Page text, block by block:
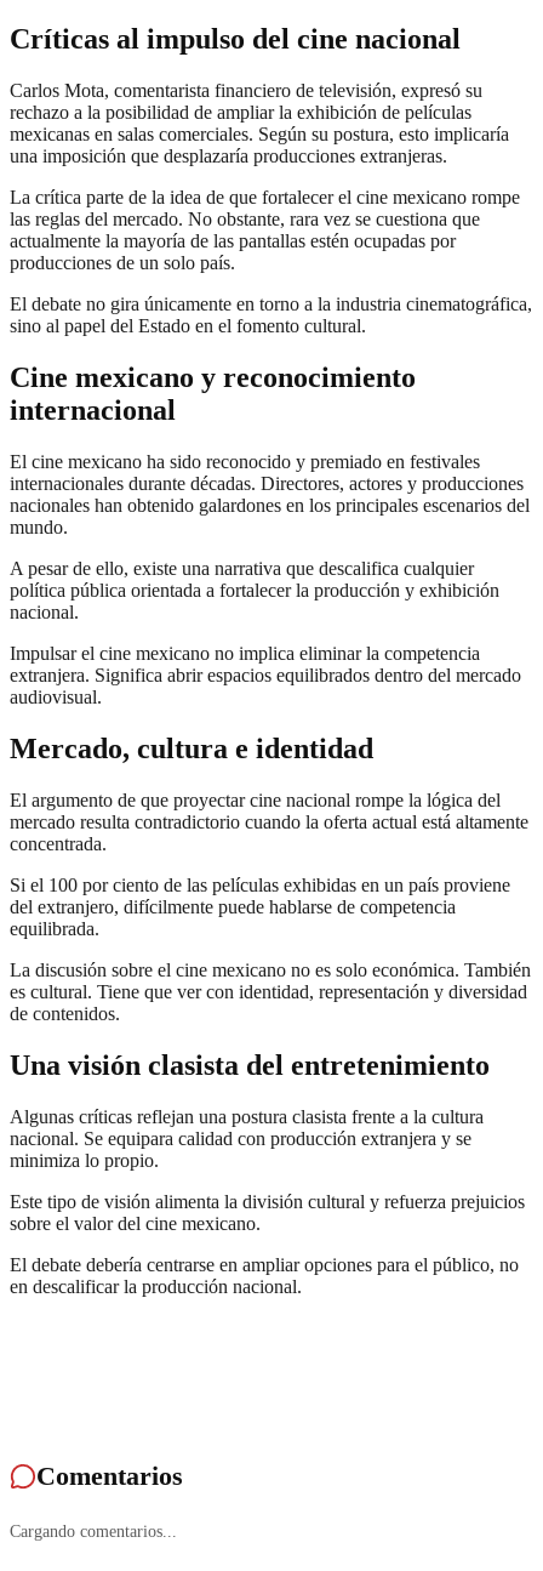
Críticas al impulso del cine nacional
Carlos Mota, comentarista financiero de televisión, expresó su
rechazo a la posibilidad de ampliar la exhibición de películas
mexicanas en salas comerciales. Según su postura, esto implicaría
una imposición que desplazaría producciones extranjeras.
La crítica parte de la idea de que fortalecer el cine mexicano rompe
las reglas del mercado. No obstante, rara vez se cuestiona que
actualmente la mayoría de las pantallas estén ocupadas por
producciones de un solo país.
El debate no gira únicamente en torno a la industria cinematográfica,
sino al papel del Estado en el fomento cultural.
Cine mexicano y reconocimiento
internacional
El cine mexicano ha sido reconocido y premiado en festivales
internacionales durante décadas. Directores, actores y producciones
nacionales han obtenido galardones en los principales escenarios del
mundo.
A pesar de ello, existe una narrativa que descalifica cualquier
política pública orientada a fortalecer la producción y exhibición
nacional.
Impulsar el cine mexicano no implica eliminar la competencia
extranjera. Significa abrir espacios equilibrados dentro del mercado
audiovisual.
Mercado, cultura e identidad
El argumento de que proyectar cine nacional rompe la lógica del
mercado resulta contradictorio cuando la oferta actual está altamente
concentrada.
Si el 100 por ciento de las películas exhibidas en un país proviene
del extranjero, difícilmente puede hablarse de competencia
equilibrada.
La discusión sobre el cine mexicano no es solo económica. También
es cultural. Tiene que ver con identidad, representación y diversidad
de contenidos.
Una visión clasista del entretenimiento
Algunas críticas reflejan una postura clasista frente a la cultura
nacional. Se equipara calidad con producción extranjera y se
minimiza lo propio.
Este tipo de visión alimenta la división cultural y refuerza prejuicios
sobre el valor del cine mexicano.
El debate debería centrarse en ampliar opciones para el público, no
en descalificar la producción nacional.
Comentarios
Cargando comentarios...